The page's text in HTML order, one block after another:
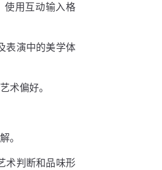
使用互动输入格
表演中的美学体
术偏好。
。
术判断和品味形